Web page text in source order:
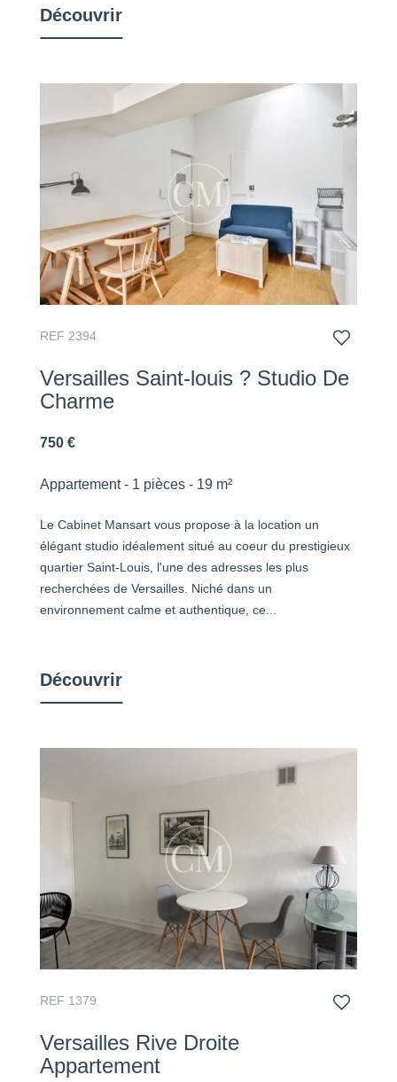
Découvrir
REF 2394
Versailles Saint-louis ? Studio De
Charme
750 €
Appartement - 1 pièces - 19 m²
Le Cabinet Mansart vous propose à la location un
élégant studio idéalement situé au coeur du prestigieux
quartier Saint-Louis, l'une des adresses les plus
recherchées de Versailles. Niché dans un
environnement calme et authentique, ce...
Découvrir
REF 1379
Versailles Rive Droite
Appartement